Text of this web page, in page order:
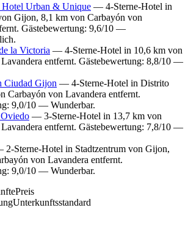
Hotel Urban & Unique — 4-Sterne-Hotel in
Gijon, 8,1 km von Carbayón von
Gästebewertung: 9,6/10 —
la Victoria — 4-Sterne-Hotel in 10,6 km von
entfernt. Gästebewertung: 8,8/10 —
Ciudad Gijon — 4-Sterne-Hotel in Distrito
Carbayón von Lavandera entfernt.
9,0/10 — Wunderbar.
— 3-Sterne-Hotel in 13,7 km von
entfernt. Gästebewertung: 7,8/10 —
Sterne-Hotel in Stadtzentrum von Gijon,
von Lavandera entfernt.
9,0/10 — Wunderbar.
Preis
Unterkunftsstandard